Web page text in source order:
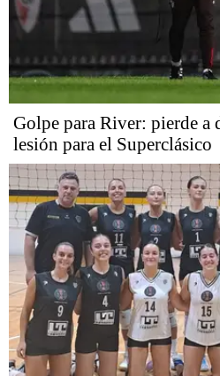
Golpe para River: pierde a
lesión para el Superclásico